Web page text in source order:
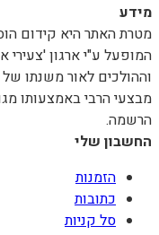
מידע
מטרת האתר היא קידום
המופעל ע"י ארגון 'צעירי
וההולכים לאור משנתו
מבצעי הרבי באמצעותו
הרשמה.
החשבון שלי
הזמנות
כתובות
סל קניות